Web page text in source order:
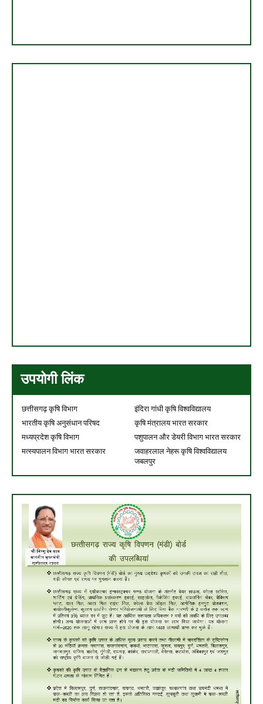
उपयोगी लिंक
छत्तीसगढ़ कृषि विभाग
इंदिरा गांधी कृषि विश्वविद्यालय
भारतीय कृषि अनुसंधान परिषद
कृषि मंत्रालय भारत सरकार
मध्यप्रदेश कृषि विभाग
पशुपालन और डेयरी विभाग भारत सरकार
मत्स्यपालन विभाग भारत सरकार
जवाहरलाल नेहरू कृषि विश्वविद्यालय
जबलपुर